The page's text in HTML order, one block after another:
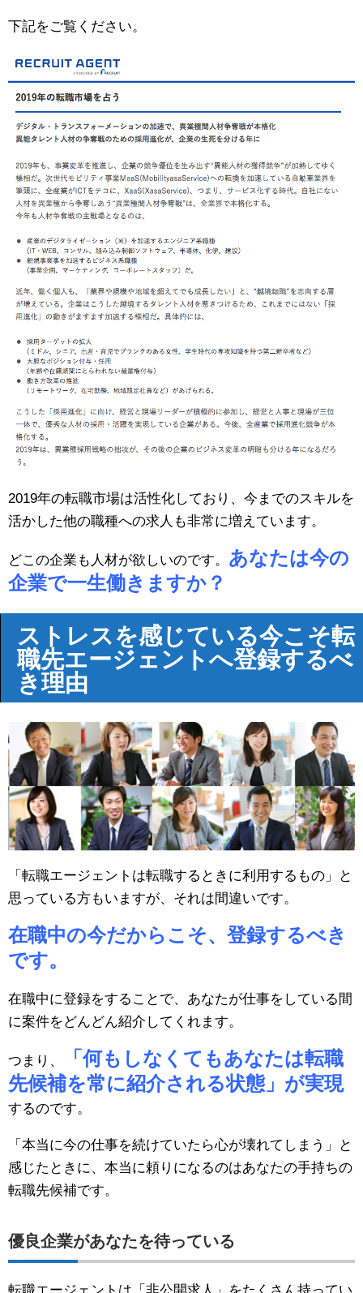
下記をご覧ください。
2019年の転職市場は活性化しており、今までのスキルを
活かした他の職種への求人も非常に増えています。
どこの企業も人材が欲しいのです。 あなたは今の
企業で一生働きますか？
ストレスを感じている今こそ転
職先エージェントへ登録するべ
き理由
「転職エージェントは転職するときに利用するもの」と
思っている方もいますが、それは間違いです。
在職中の今だからこそ、登録するべき
です。
在職中に登録をすることで、あなたが仕事をしている間
に案件をどんどん紹介してくれます。
つまり、
「何もしなくてもあなたは転職
先候補を常に紹介される状態」が実現
するのです。
「本当に今の仕事を続けていたら心が壊れてしまう」と
感じたときに、本当に頼りになるのはあなたの手持ちの
転職先候補です。
優良企業があなたを待っている